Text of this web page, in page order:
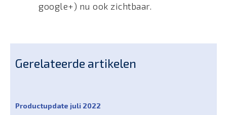
google+) nu ook zichtbaar.
Gerelateerde artikelen
Productupdate juli 2022